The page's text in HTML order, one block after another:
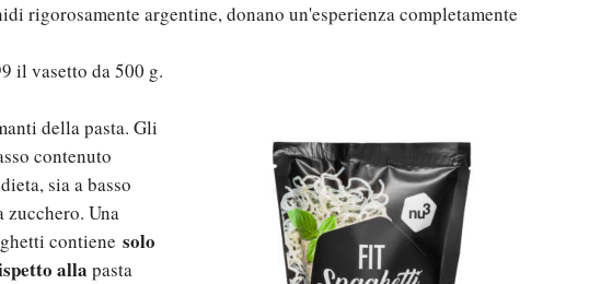
rigorosamente argentine, donano un'esperienza completamente
il vasetto da 500 g.
della pasta. Gli
contenuto
sia a basso
zucchero. Una
contiene solo
alla pasta